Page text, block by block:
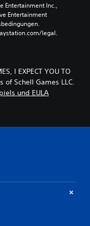
Entertainment Inc.,
Entertainment
legal.
I EXPECT YOU TO
Schell Games LLC.
und EULA